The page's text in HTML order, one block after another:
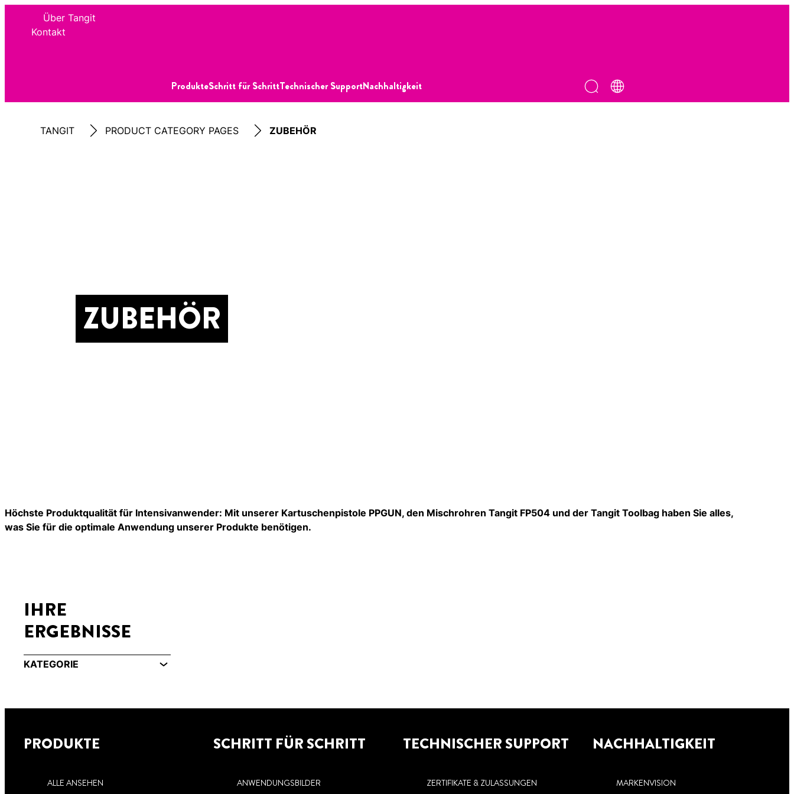
Über Tangit
Kontakt
ProdukteSchritt für SchrittTechnischer SupportNachhaltigkeit
TANGIT PRODUCT CATEGORY PAGES ZUBEHÖR
ZUBEHÖR
Höchste Produktqualität für Intensivanwender: Mit unserer Kartuschenpistole PPGUN, den Mischrohren Tangit FP504 und der Tangit Toolbag haben Sie alles,
was Sie für die optimale Anwendung unserer Produkte benötigen.
IHRE
ERGEBNISSE
KATEGORIE
PRODUKTE
ALLE ANSEHEN
SCHRITT FÜR SCHRITT
ANWENDUNGSBILDER
TECHNISCHER SUPPORT
ZERTIFIKATE & ZULASSUNGEN
NACHHALTIGKEIT
MARKENVISION